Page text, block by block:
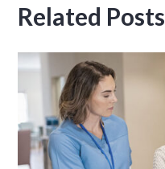
Related Posts